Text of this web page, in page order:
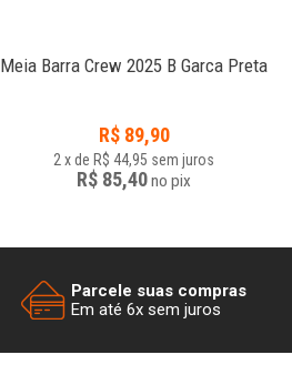
Meia Barra Crew 2025 B Garca Preta
R$ 89,90
2 xde R$ 44,95 sem juros
R$ 85,40no pix
Parcele suas compras
Em até 6x sem juros